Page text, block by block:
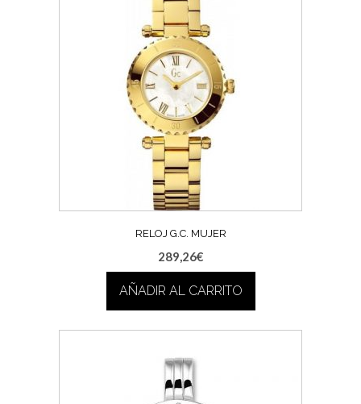
RELOJ G.C. MUJER
289,26€
AÑADIR AL CARRITO